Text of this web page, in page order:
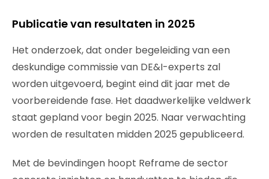
Publicatie van resultaten in 2025
Het onderzoek, dat onder begeleiding van een
deskundige commissie van DE&I-experts zal
worden uitgevoerd, begint eind dit jaar met de
voorbereidende fase. Het daadwerkelijke veldwerk
staat gepland voor begin 2025. Naar verwachting
worden de resultaten midden 2025 gepubliceerd.
Met de bevindingen hoopt Reframe de sector